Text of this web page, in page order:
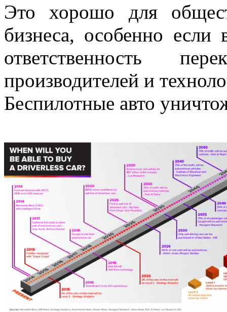
Это хорошо для
бизнеса, особенно
ответственность
производителей и
Беспилотные авто